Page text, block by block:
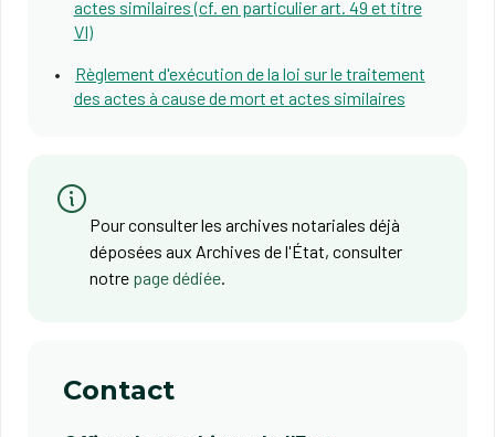
actes similaires (cf. en particulier art. 49 et titre
VI)
Règlement d'exécution de la loi sur le traitement
des actes à cause de mort et actes similaires
Pour consulter les archives notariales déjà
déposées aux Archives de l'État, consulter
notre page dédiée.
Contact